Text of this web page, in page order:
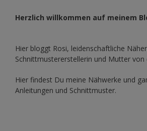
Herzlich willkommen auf meinem
Hier bloggt Rosi, leidenschaftliche
Schnittmustererstellerin und Mutter von
Hier findest Du meine Nähwerke und
Anleitungen und Schnittmuster.